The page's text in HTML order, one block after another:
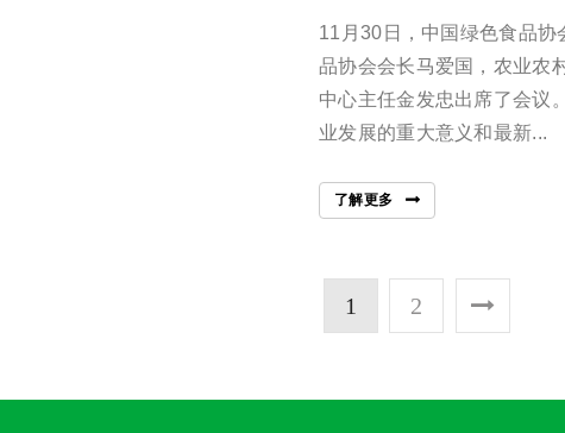
11月30日，中国绿色食品
品协会会长马爱国，农业农
中心主任金发忠出席了会议
业发展的重大意义和最新...
了解更多
1 2